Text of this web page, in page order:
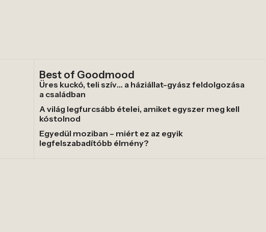
Best of Goodmood
Üres kuckó, teli szív… a háziállat-gyász feldolgozása
a családban
A világ legfurcsább ételei, amiket egyszer meg kell
kóstolnod
Egyedül moziban – miért ez az egyik
legfelszabadítóbb élmény?